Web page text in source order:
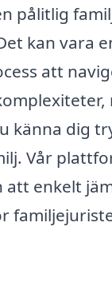
pålitlig
kan vara
att
känna dig
Vår
att enkelt